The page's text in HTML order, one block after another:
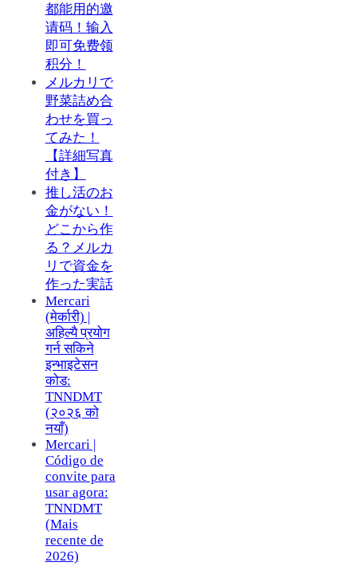
都能用的邀
请码！输入
即可免费领
积分！
メルカリで
野菜詰め合
わせを買っ
てみた！
【詳細写真
付き】
推し活のお
金がない！
どこから作
る？メルカ
リで資金を
作った実話
Mercari
(मेर्कारी) |
अहिल्यै प्रयोग
गर्न सकिने
इन्भाइटेसन
कोड:
TNNDMT
(२०२६ को
नयाँ)
Mercari |
Código de
convite para
usar agora:
TNNDMT
(Mais
recente de
2026)